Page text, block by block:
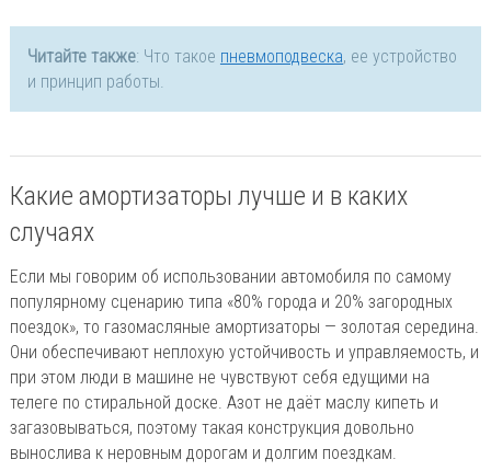
Читайте также: Что такое пневмоподвеска, ее устройство
и принцип работы.
Какие амортизаторы лучше и в каких
случаях
Если мы говорим об использовании автомобиля по самому
популярному сценарию типа «80% города и 20% загородных
поездок», то газомасляные амортизаторы — золотая середина.
Они обеспечивают неплохую устойчивость и управляемость, и
при этом люди в машине не чувствуют себя едущими на
телеге по стиральной доске. Азот не даёт маслу кипеть и
загазовываться, поэтому такая конструкция довольно
вынослива к неровным дорогам и долгим поездкам.